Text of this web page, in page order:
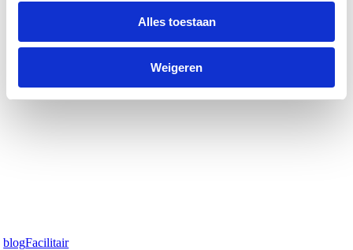
Alles toestaan
Weigeren
blogFacilitair